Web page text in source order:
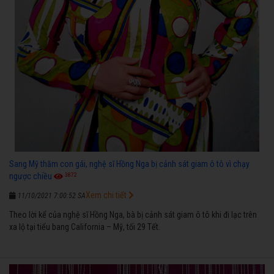
Sang Mỹ thăm con gái, nghệ sĩ Hồng Nga bị cảnh sát giam ô tô vì chạy
ngược chiều
3872
11/10/2021 7:00:52 SA
Theo lời kể của nghệ sĩ Hồng Nga, bà bị cảnh sát giam ô tô khi đi lạc trên
xa lộ tại tiểu bang California – Mỹ, tối 29 Tết.
Xem chi tiết